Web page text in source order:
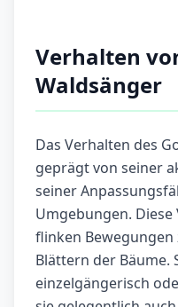
Verhalten
Waldsänger
Das Verhalten des
geprägt von seiner
seiner
Umgebungen.
flinken Bewegungen
Blättern der Bäume.
einzelgängerisch